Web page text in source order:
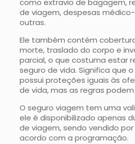
como extravio de bagagem,
de viagem, despesas
outras.
Ele também contém
morte, traslado do corpo e
parcial, o que costuma estar
seguro de vida. Significa que
possui proteções iguais às
de vida, mas as regras
O seguro viagem tem uma
ele é disponibilizado apenas
de viagem, sendo vendido
acordo com a programação.